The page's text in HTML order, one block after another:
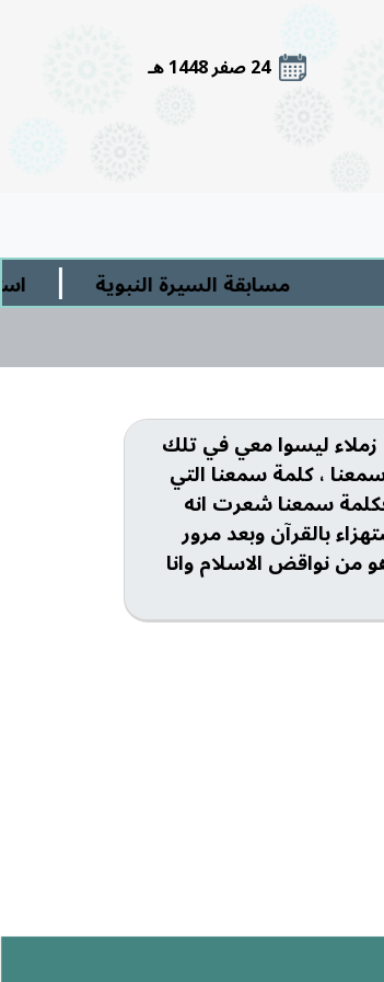
24 صفر 1448 هـ
مسابقة السيرة النبوية
|
زملاء ليسوا معي في تلك
، كلمة سمعنا التي
سمعنا شعرت انه
بالقرآن وبعد مرور
من نواقض الاسلام وانا